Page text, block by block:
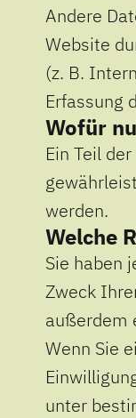
Andere
Website
(z. B.
Erfassung
Wofür
Ein Teil
werden.
Welche
Sie haben
Zweck
außerdem
Wenn Sie
unter